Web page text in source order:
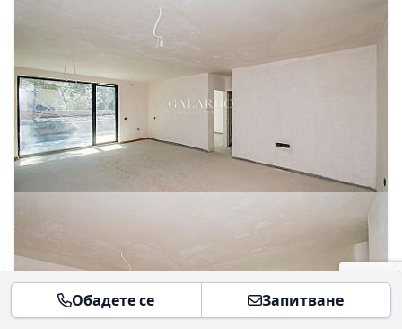
Обадете се Запитване